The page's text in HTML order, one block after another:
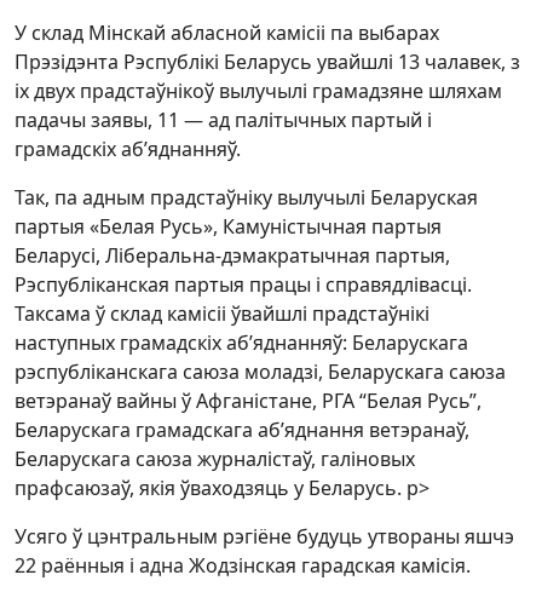
У склад Мінскай абласной камісіі па выбарах
Прэзідэнта Рэспублікі Беларусь увайшлі 13 чалавек, з
іх двух прадстаўнікоў вылучылі грамадзяне шляхам
падачы заявы, 11 — ад палітычных партый і
грамадскіх аб’яднанняў.
Так, па адным прадстаўніку вылучылі Беларуская
партыя «Белая Русь», Камуністычная партыя
Беларусі, Ліберальна-дэмакратычная партыя,
Рэспубліканская партыя працы і справядлівасці.
Таксама ў склад камісіі ўвайшлі прадстаўнікі
наступных грамадскіх аб’яднанняў: Беларускага
рэспубліканскага саюза моладзі, Беларускага саюза
ветэранаў вайны ў Афганістане, РГА “Белая Русь”,
Беларускага грамадскага аб’яднання ветэранаў,
Беларускага саюза журналістаў, галіновых
прафсаюзаў, якія ўваходзяць у Беларусь. p>
Усяго ў цэнтральным рэгіёне будуць утвораны яшчэ
22 раённыя і адна Жодзінская гарадская камісія.